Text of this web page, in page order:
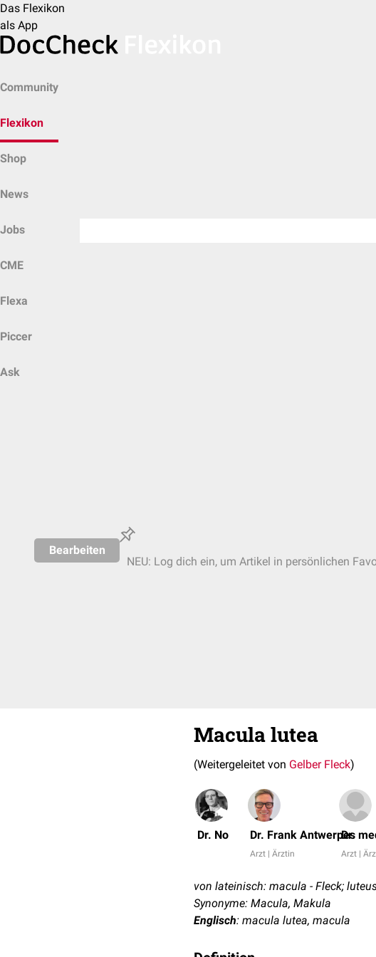
Das Flexikon
als App
Community
Flexikon
Shop
News
Jobs
CME
Flexa
Piccer
Ask
Bearbeiten
NEU: Log dich ein, um Artikel in persönlichen
Macula lutea
(Weitergeleitet von Gelber Fleck)
Dr. No Dr. Frank Antwerpes
Arzt | Ärztin
Dr.
Arzt |
von lateinisch: macula - Fleck;
Synonyme: Macula, Makula
Englisch: macula lutea, macula